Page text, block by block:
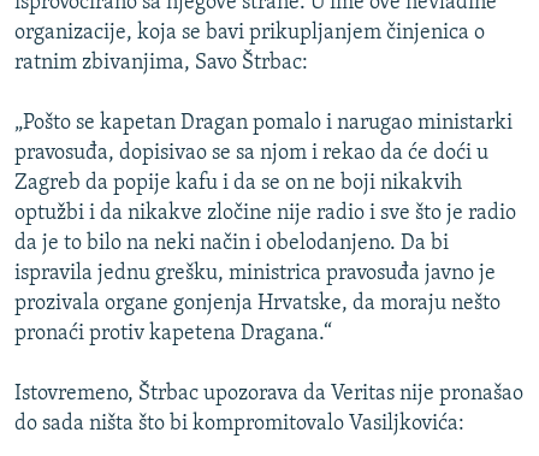
organizacije, koja se bavi prikupljanjem činjenica o
ratnim zbivanjima, Savo Štrbac:
„Pošto se kapetan Dragan pomalo i narugao ministarki
pravosuđa, dopisivao se sa njom i rekao da će doći u
Zagreb da popije kafu i da se on ne boji nikakvih
optužbi i da nikakve zločine nije radio i sve što je radio
da je to bilo na neki način i obelodanjeno. Da bi
ispravila jednu grešku, ministrica pravosuđa javno je
prozivala organe gonjenja Hrvatske, da moraju nešto
pronaći protiv kapetena Dragana.“
Istovremeno, Štrbac upozorava da Veritas nije pronašao
do sada ništa što bi kompromitovalo Vasiljkovića: